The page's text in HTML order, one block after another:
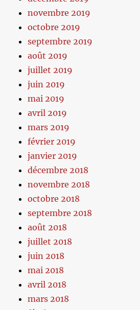
novembre 2019
octobre 2019
septembre 2019
août 2019
juillet 2019
juin 2019
mai 2019
avril 2019
mars 2019
février 2019
janvier 2019
décembre 2018
novembre 2018
octobre 2018
septembre 2018
août 2018
juillet 2018
juin 2018
mai 2018
avril 2018
mars 2018